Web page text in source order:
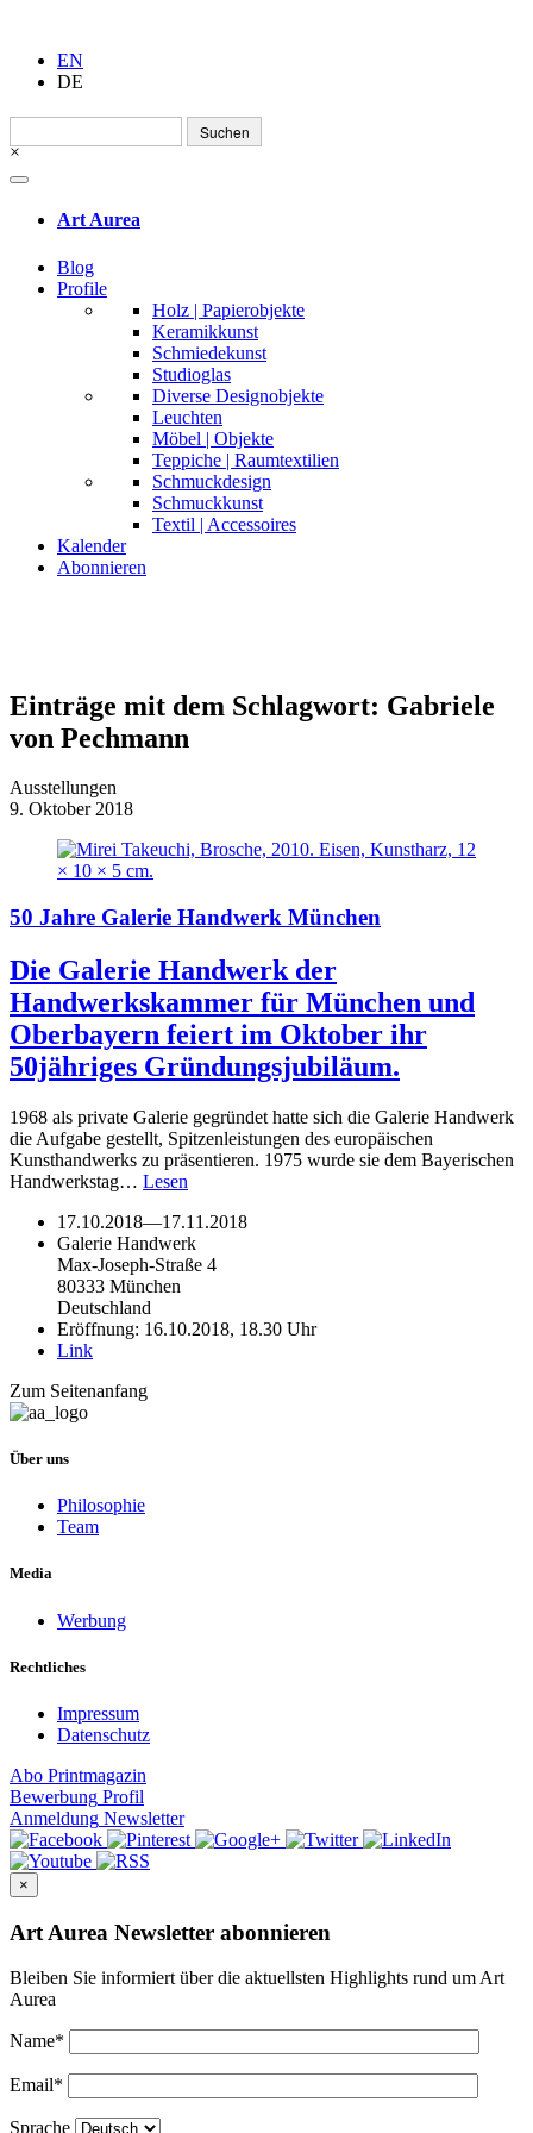
EN
DE
Suchen
nach:
×
Art Aurea
Blog
Profile
Holz | Papierobjekte
Keramikkunst
Schmiedekunst
Studioglas
Diverse Designobjekte
Leuchten
Möbel | Objekte
Teppiche | Raumtextilien
Schmuckdesign
Schmuckkunst
Textil | Accessoires
Kalender
Abonnieren
Einträge mit dem Schlagwort: Gabriele
von Pechmann
Ausstellungen
9. Oktober 2018
50 Jahre Galerie Handwerk München
Die Galerie Handwerk der
Handwerkskammer für München und
Oberbayern feiert im Oktober ihr
50jähriges Gründungsjubiläum.
1968 als private Galerie gegründet hatte sich die Galerie Handwerk
die Aufgabe gestellt, Spitzenleistungen des europäischen
Kunsthandwerks zu präsentieren. 1975 wurde sie dem Bayerischen
Handwerkstag… Lesen
17.10.2018—17.11.2018
Galerie Handwerk
Max-Joseph-Straße 4
80333 München
Deutschland
Eröffnung: 16.10.2018, 18.30 Uhr
Link
Zum Seitenanfang
Über uns
Philosophie
Team
Media
Werbung
Rechtliches
Impressum
Datenschutz
Abo Printmagazin
Bewerbung Profil
Anmeldung Newsletter
×
Art Aurea Newsletter abonnieren
Bleiben Sie informiert über die aktuellsten Highlights rund um Art
Aurea
Name*
Email*
Sprache